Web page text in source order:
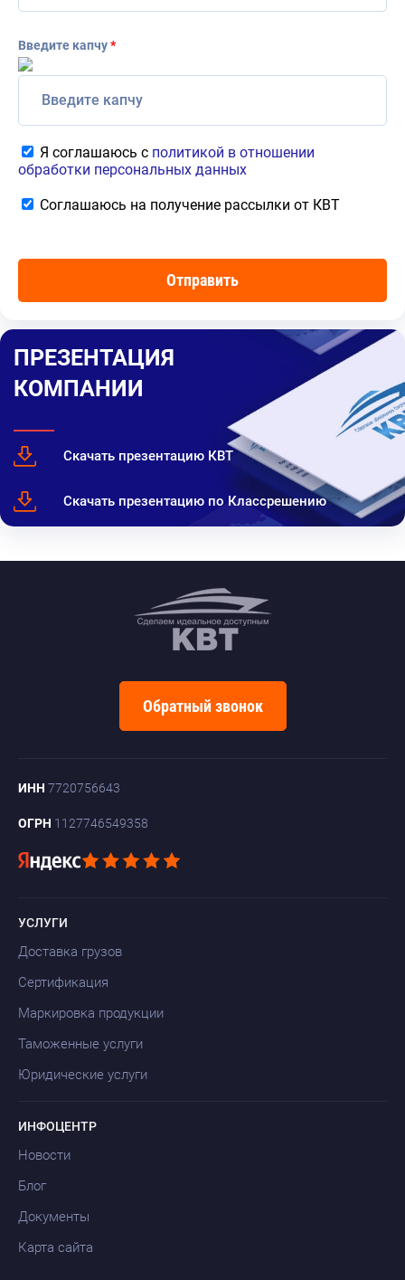
Введите капчу*
Я соглашаюсь с политикой в отношении
обработки персональных данных
Соглашаюсь на получение рассылки от КВТ
ПРЕЗЕНТАЦИЯ
КОМПАНИИ
Скачать презентацию КВТ
Скачать презентацию по Классрешению
Обратный звонок
ИНН 7720756643
ОГРН 1127746549358
УСЛУГИ
Доставка грузов
Сертификация
Маркировка продукции
Таможенные услуги
Юридические услуги
ИНФОЦЕНТР
Новости
Блог
Документы
Карта сайта